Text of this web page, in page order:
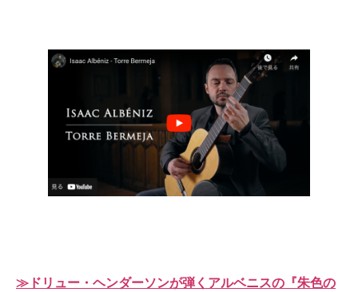
≫ドリュー・ヘンダーソンが弾くアルベニスの『朱色の